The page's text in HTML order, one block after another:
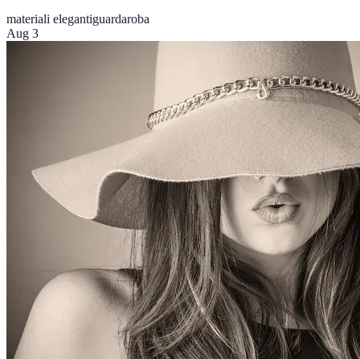
materiali elegantiguardaroba
Aug 3